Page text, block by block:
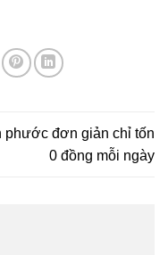
phước đơn giản chỉ tốn
0 đồng mỗi ngày